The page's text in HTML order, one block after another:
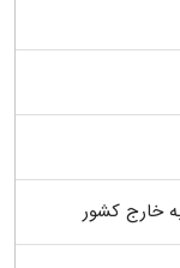
خارج کشور